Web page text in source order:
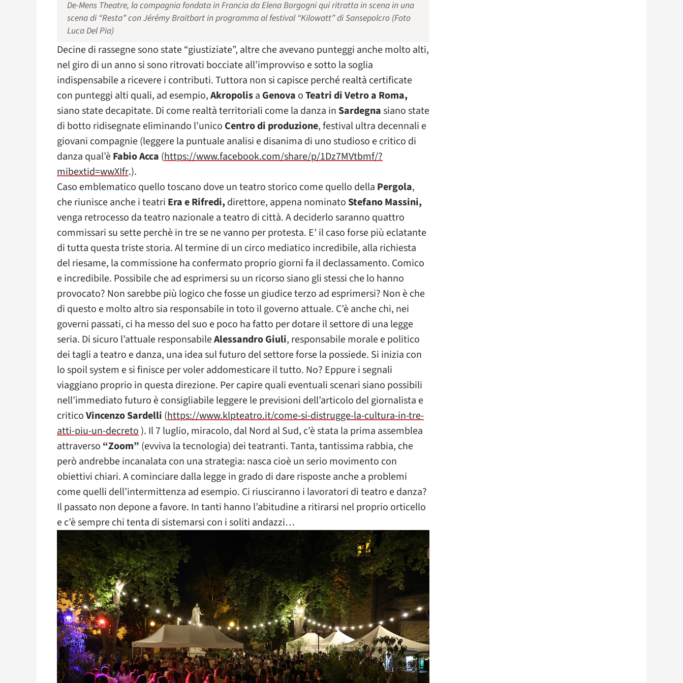
De-Mens Theatre, la compagnia fondata in Francia da Elena Borgogni qui ritratta in scena in una
scena di “Resta” con Jérémy Braitbart in programma al festival “Kilowatt” di Sansepolcro (Foto
Luca Del Pia)
Decine di rassegne sono state “giustiziate”, altre che avevano punteggi anche molto alti,
nel giro di un anno si sono ritrovati bocciate all’improvviso e sotto la soglia
indispensabile a ricevere i contributi. Tuttora non si capisce perché realtà certificate
con punteggi alti quali, ad esempio,Akropolisa Genova oTeatri di Vetro a Roma,
siano state decapitate. Di come realtà territoriali come la danza in Sardegnasiano state
di botto ridisegnate eliminando l’unico Centro di produzione, festival ultra decennali e
giovani compagnie (leggere la puntuale analisi e disanima di uno studioso e critico di
danza qual’èFabio Acca (https://www.facebook.com/share/p/1Dz7MVtbmf/?
mibextid=wwXIfr.).
Caso emblematico quello toscano dove un teatro storico come quello della Pergola,
che riunisce anche i teatri Era e Rifredi, direttore, appena nominato Stefano Massini,
venga retrocesso da teatro nazionale a teatro di città. A deciderlo saranno quattro
commissari su sette perchè in tre se ne vanno per protesta. E’ il caso forse più eclatante
di tutta questa triste storia. Al termine di un circo mediatico incredibile, alla richiesta
del riesame, la commissione ha confermato proprio giorni fa il declassamento. Comico
e incredibile. Possibile che ad esprimersi su un ricorso siano gli stessi che lo hanno
provocato? Non sarebbe più logico che fosse un giudice terzo ad esprimersi? Non è che
di questo e molto altro sia responsabile in toto il governo attuale. C’è anche chi, nei
governi passati, ci ha messo del suo e poco ha fatto per dotare il settore di una legge
seria. Di sicuro l’attuale responsabileAlessandro Giuli, responsabile morale e politico
dei tagli a teatro e danza, una idea sul futuro del settore forse la possiede. Si inizia con
lo spoil system e si finisce per voler addomesticare il tutto. No? Eppure i segnali
viaggiano proprio in questa direzione. Per capire quali eventuali scenari siano possibili
nell’immediato futuro è consigliabile leggere le previsioni dell’articolo del giornalista e
criticoVincenzo Sardelli (https://www.klpteatro.it/come-si-distrugge-la-cultura-in-tre-
atti-piu-un-decreto). Il 7 luglio, miracolo, dal Nord al Sud, c’è stata la prima assemblea
attraverso “Zoom” (evviva la tecnologia) dei teatranti. Tanta, tantissima rabbia, che
però andrebbe incanalata con una strategia: nasca cioè un serio movimento con
obiettivi chiari. A cominciare dalla legge in grado di dare risposte anche a problemi
come quelli dell’intermittenza ad esempio. Ci riusciranno i lavoratori di teatro e danza?
Il passato non depone a favore. In tanti hanno l’abitudine a ritirarsi nel proprio orticello
e c’è sempre chi tenta di sistemarsi con i soliti andazzi…